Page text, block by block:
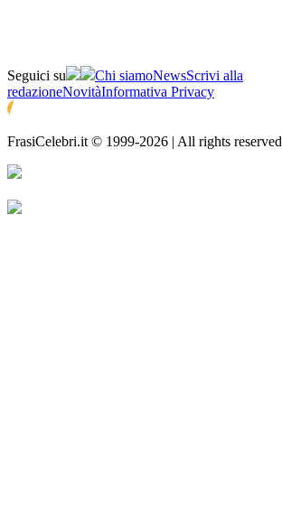
Seguici su Chi siamoNewsScrivi alla
redazioneNovitàInformativa Privacy
FrasiCelebri.it © 1999-2026 | All rights reserved